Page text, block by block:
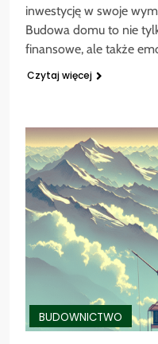
inwestycję w swoje
Budowa domu to nie
finansowe, ale także
Czytaj więcej
BUDOWNICTWO